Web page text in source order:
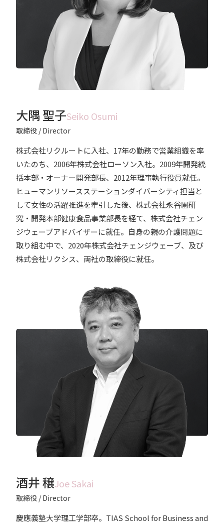
大隅 聖子Seiko Osumi
取締役 / Director
株式会社リクルートに入社、17年の勤務で営業組織を率
いたのち、2006年株式会社ローソン入社。2009年開発統
括本部・オーナー開発部長、2012年理事執行役員就任。
ヒューマンリソースステーションダイバーシティ担当と
して女性の活躍推進を牽引した後、株式会社永谷園研
究・開発本部健康食品事業部長を経て、株式会社チェン
ジウェーブアドバイザーに就任。自身の親の介護問題に
取り組む中で、2020年株式会社チェンジウェーブ、及び
株式会社リクシス、両社の取締役に就任。
酒井 穣Joe Sakai
取締役 / Director
慶應義塾大学理工学部卒。TIAS School for Business and